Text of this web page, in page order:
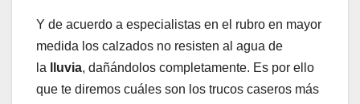
Y de acuerdo a especialistas en el rubro en mayor
medida los calzados no resisten al agua de
la
lluvia, dañándolos completamente. Es por ello
que te diremos cuáles son los trucos caseros más